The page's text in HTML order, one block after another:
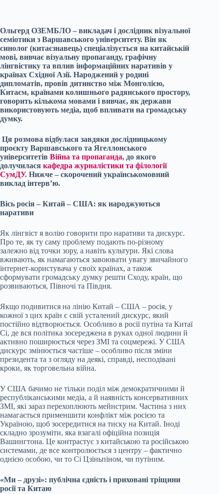
Ольгерд ОЗЕМБЛО – викладач і дослідник візуальної
семіотики з Варшавського університету. Він як
синолог (китаєзнавець) спеціалізується на китайській
мові, вивчає візуальну пропаганду, графічну
лінгвістику та вплив інформаційних наративів у
країнах Східної Азії. Народжений у родині
дипломатів, провів дитинство між Монголією,
Китаєм, країнами колишнього радянського простору,
говорить кількома мовами і вивчає, як держави
використовують медіа, щоб впливати на громадську
думку.
Ця розмова відбулася завдяки дослідницькому
проєкту Варшавського та Ягеллонського
університетів Війна та пропаганда, до якого
долучилася кафедра журналістики та філології
СумДУ. Нижче – скорочений українськомовний
виклад інтерв’ю.
Вісь росія – Китай – США: як народжуються
наративи
Як лінгвіст я волію говорити про наративи та дискурс.
Про те, як ту саму проблему подають по-різному
залежно від точки зору, а навіть культури. Які слова
вживають, як намагаються завоювати увагу звичайного
інтернет-користувача у своїх країнах, а також
сформувати громадську думку решти Сходу, країн, що
розвиваються, Півночі та Півдня.
Якщо подивитися на лінію Китай – США – росія, у
кожної з цих країн є свій усталений дискурс, який
постійно відтворюється. Особливо в росії путіна та Китаї
Сі, де вся політика зосереджена в руках одної людини й
активно поширюється через ЗМІ та соцмережі. У США
дискурс змінюється частіше – особливо після зміни
президента та з огляду на деякі, справді, несподівані
кроки, як торговельна війна.
У США бачимо не тільки поділ між демократичними й
республіканськими медіа, а й наявність консервативних
ЗМІ, які зараз перехоплюють мейнстрим. Частина з них
намагається применшити конфлікт між росією та
Україною, щоб зосередитися на тиску на Китай. Іноді
складно зрозуміти, яка взагалі офіційна позиція
Вашингтона. Це контрастує з китайською та російською
системами, де все контролюється з центру – фактично
однією особою, чи то Сі Цзіньпіном, чи путіним.
«Ми – друзі»: публічна єдність і приховані тріщини
росії та Китаю